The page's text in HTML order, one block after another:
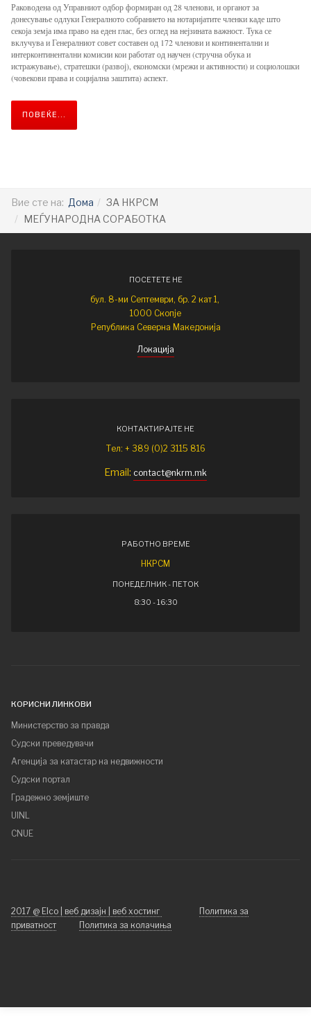
Раководена од Управниот одбор формиран од 28 членови, и органот за
донесување одлуки Генералното собранието на нотаријатите членки каде што
секоја земја има право на еден глас, без оглед на нејзината важност. Тука се
вклучува и Генералниот совет составен од 172 членови и континентални и
интерконтинентални комисии кои работат од научен (стручна обука и
истражување), стратешки (развој), економски (мрежи и активности) и социолошки
(човекови права и социјална заштита) аспект.
ПОВЕЌЕ...
Вие сте на: Дома
ЗА НКРСМ
МЕЃУНАРОДНА СОРАБОТКА
ПОСЕТЕТЕ НЕ
бул. 8-ми Септември, бр. 2 кат 1,
1000 Скопје
Република Северна Македонија
Локација
КОНТАКТИРАЈТЕ НЕ
Тел: + 389 (0)2 3115 816
Email: contact@nkrm.mk
РАБОТНО ВРЕМЕ
НКРСМ
ПОНЕДЕЛНИК - ПЕТОК
8:30 - 16:30
КОРИСНИ ЛИНКОВИ
Министерство за правда
Судски преведувачи
Агенција за катастар на недвижности
Судски портал
Градежно земјиште
UINL
CNUE
2017 @ Elco | веб дизајн | веб хостинг
Политика за
приватност
Политика за колачиња